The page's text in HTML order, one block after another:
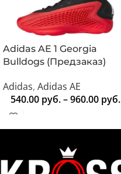
Adidas AE 1 Georgia
Bulldogs (Предзаказ)
Adidas, Adidas AE
540.00 руб.–960.00 руб.